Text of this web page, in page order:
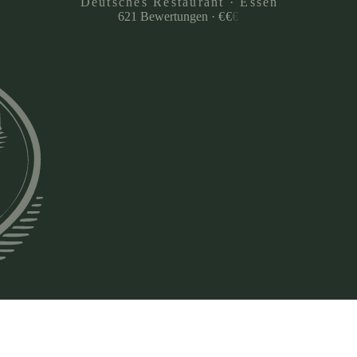
621 Bewertungen ·€€€